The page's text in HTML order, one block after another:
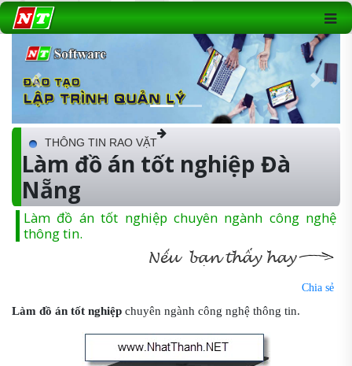
Previous Next
THÔNG TIN RAO VẶT
Làm đồ án tốt nghiệp Đà
Nẵng
Làm đồ án tốt nghiệp chuyên ngành công nghệ
thông tin.
Chia sẻ
Làm đồ án tốt nghiệp chuyên ngành công nghệ thông tin.